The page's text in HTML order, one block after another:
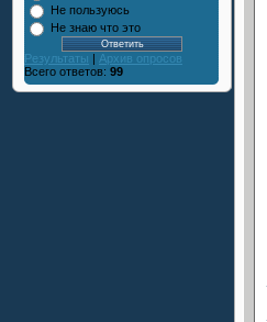
Не пользуюсь
Не знаю что это
Результаты | Архив опросов
Всего ответов: 99